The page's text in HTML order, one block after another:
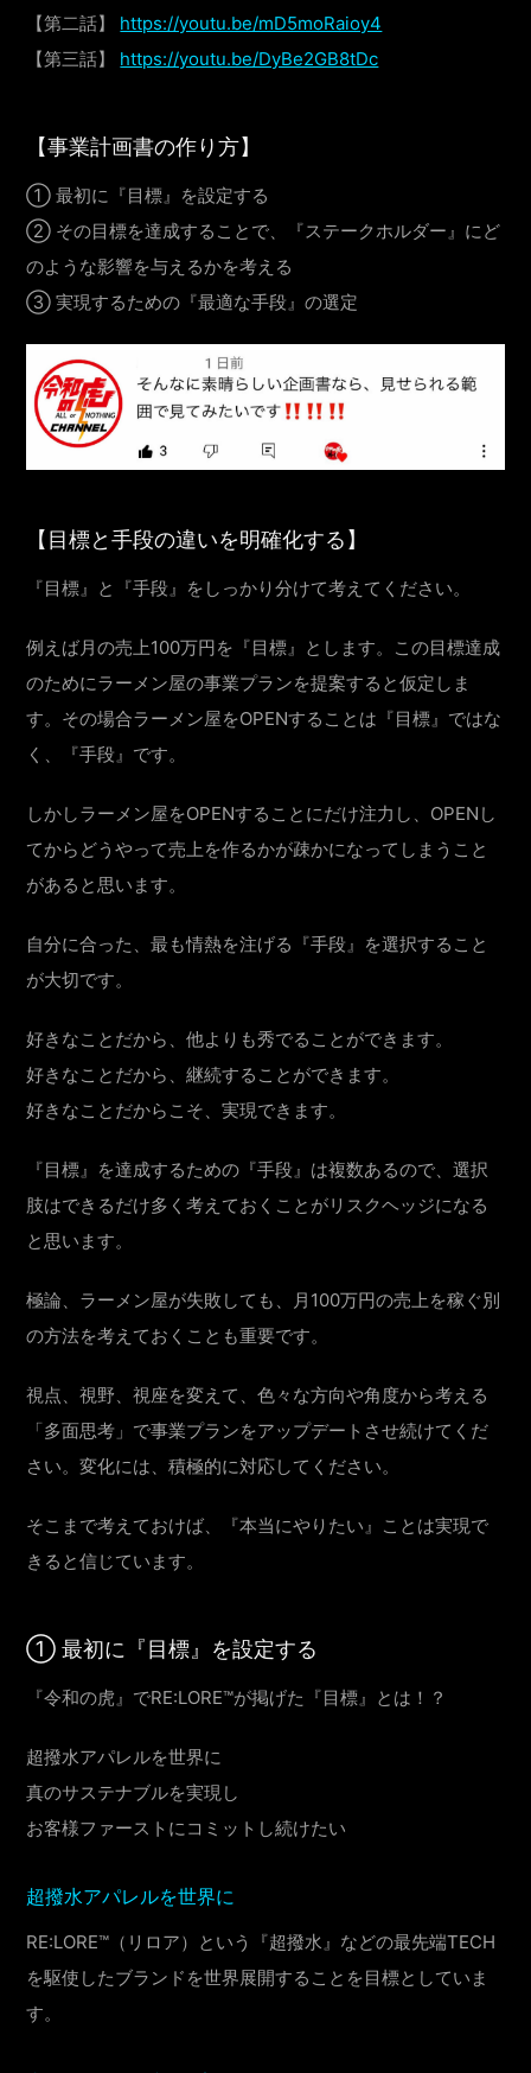
【第二話】 https://youtu.be/mD5moRaioy4
【第三話】 https://youtu.be/DyBe2GB8tDc
【事業計画書の作り方】
① 最初に『目標』を設定する
② その目標を達成することで、『ステークホルダー』にど
のような影響を与えるかを考える
③ 実現するための『最適な手段』の選定
【目標と手段の違いを明確化する】
『目標』と『手段』をしっかり分けて考えてください。
例えば月の売上100万円を『目標』とします。この目標達成
のためにラーメン屋の事業プランを提案すると仮定しま
す。その場合ラーメン屋をOPENすることは『目標』ではな
く、『手段』です。
しかしラーメン屋をOPENすることにだけ注力し、OPENし
てからどうやって売上を作るかが疎かになってしまうこと
があると思います。
自分に合った、最も情熱を注げる『手段』を選択すること
が大切です。
好きなことだから、他よりも秀でることができます。
好きなことだから、継続することができます。
好きなことだからこそ、実現できます。
『目標』を達成するための『手段』は複数あるので、選択
肢はできるだけ多く考えておくことがリスクヘッジになる
と思います。
極論、ラーメン屋が失敗しても、月100万円の売上を稼ぐ別
の方法を考えておくことも重要です。
視点、視野、視座を変えて、色々な方向や角度から考える
「多面思考」で事業プランをアップデートさせ続けてくだ
さい。変化には、積極的に対応してください。
そこまで考えておけば、『本当にやりたい』ことは実現で
きると信じています。
① 最初に『目標』を設定する
『令和の虎』でRE:LORE™が掲げた『目標』とは！？
超撥水アパレルを世界に
真のサステナブルを実現し
お客様ファーストにコミットし続けたい
超撥水アパレルを世界に
RE:LORE™（リロア）という『超撥水』などの最先端TECH
を駆使したブランドを世界展開することを目標としていま
す。